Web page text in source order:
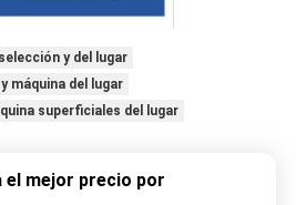
y del lugar
máquina del lugar
superficiales del lugar
el mejor precio por